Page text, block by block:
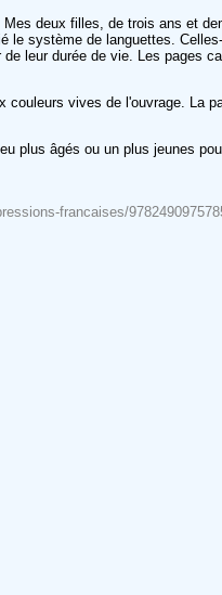
deux filles, de trois ans et
système de languettes.
leur durée de vie. Les pages
vives de l'ouvrage. La
plus âgés ou un plus jeunes
francaises/